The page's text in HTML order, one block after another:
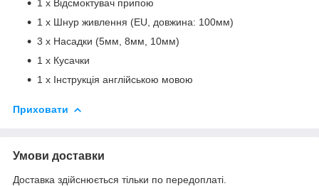
1 x Відсмоктувач припою
1 x Шнур живлення (EU, довжина: 100мм)
3 x Насадки (5мм, 8мм, 10мм)
1 x Кусачки
1 x Інструкція англійською мовою
Приховати
Умови доставки
Доставка здійснюється тільки по передоплаті.